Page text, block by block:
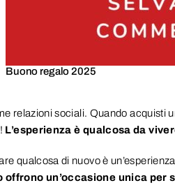
Buono regalo 2025
relazioni sociali. Quando acquisti
L’esperienza è qualcosa da
qualcosa di nuovo è
offrono un’occasione unica